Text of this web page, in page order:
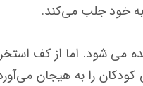
به خود جلب می‌کند.
می شود. اما از کف
کودکان را به هیجان